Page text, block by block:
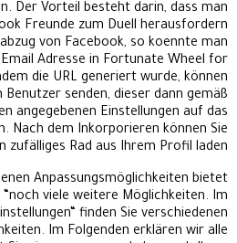
Der Vorteil besteht darin, dass man
Freunde zum Duell herausfordern
von Facebook, so koennte man
Adresse in Fortunate Wheel for
die URL generiert wurde, können
Benutzer senden, dieser dann gemäß
angegebenen Einstellungen auf das
Nach dem Inkorporieren können Sie
Rad aus Ihrem Profil laden.
Anpassungsmöglichkeiten bietet
viele weitere Möglichkeiten. Im
finden Sie verschiedenen
Im Folgenden erklären wir alle